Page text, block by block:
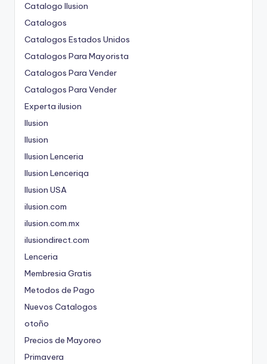
Catalogo Ilusion
Catalogos
Catalogos Estados Unidos
Catalogos Para Mayorista
Catalogos Para Vender
Catalogos Para Vender
Experta ilusion
Ilusion
Ilusion
Ilusion Lenceria
Ilusion Lenceriqa
Ilusion USA
ilusion.com
ilusion.com.mx
ilusiondirect.com
Lenceria
Membresia Gratis
Metodos de Pago
Nuevos Catalogos
otoño
Precios de Mayoreo
Primavera